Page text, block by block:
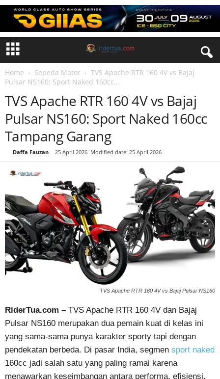
Home Sepeda Motor
TVS Apache RTR 160 4V vs Bajaj
Pulsar NS160: Sport Naked 160cc...
TVS Apache RTR 160 4V vs Bajaj
Pulsar NS160: Sport Naked 160cc
Tampang Garang
Daffa Fauzan 25 April 2026 Modified date: 25 April 2026
TVS Apache RTR 160 4V vs Bajaj Pulsar NS160
RiderTua.com – TVS Apache RTR 160 4V dan Bajaj
Pulsar NS160 merupakan dua pemain kuat di kelas ini
yang sama-sama punya karakter sporty tapi dengan
pendekatan berbeda. Di pasar India, segmen sport naked
160cc jadi salah satu yang paling ramai karena
menawarkan keseimbangan antara performa, efisiensi,